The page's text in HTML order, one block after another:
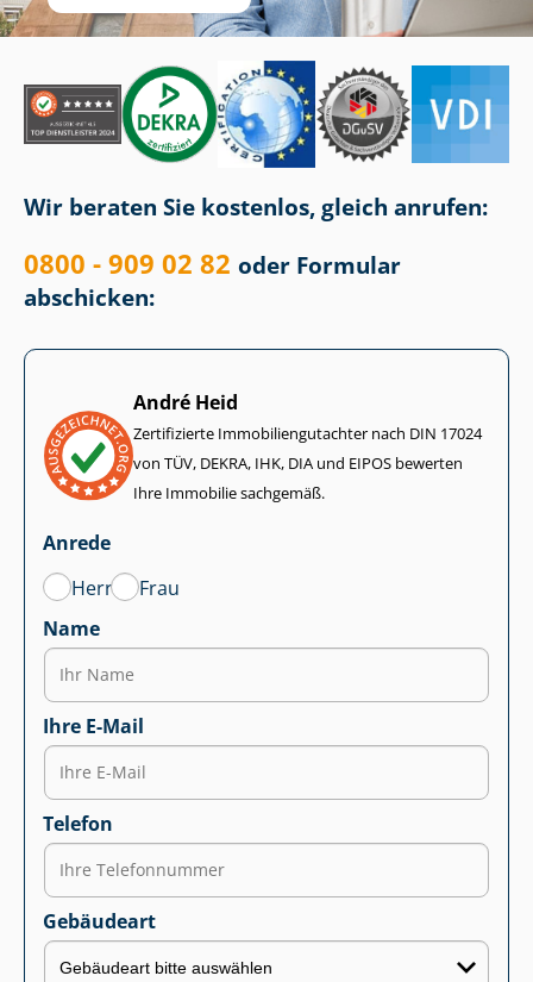
Wir beraten Sie kostenlos, gleich anrufen:
0800 - 909 02 82 oder Formular
abschicken:
André Heid
Zertifizierte Im­mo­bi­li­en­gut­ach­ter nach DIN 17024
von TÜV, DEKRA, IHK, DIA und EIPOS bewerten
Ihre Immobilie sachgemäß.
Anrede
Herr
Frau
Name
Ihre E-Mail
Telefon
Gebäudeart